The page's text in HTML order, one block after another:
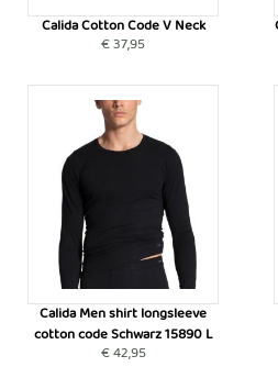
Calida Cotton Code V Neck
€ 37,95
Calida Men shirt longsleeve
cotton code Schwarz 15890 L
€ 42,95